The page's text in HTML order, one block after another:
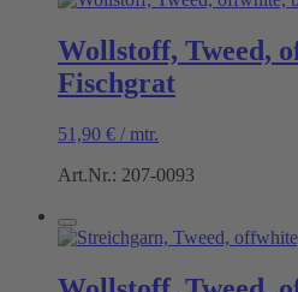
Wollstoff, Tweed,
Fischgrat
51,90 € / mtr.
Art.Nr.: 207-0093